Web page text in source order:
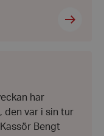
har
den var i sin tur
Bengt